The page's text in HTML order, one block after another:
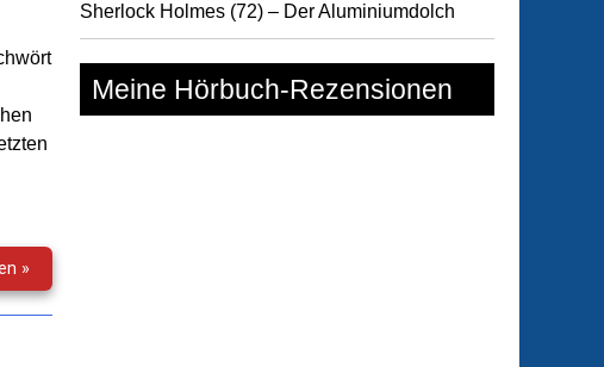
»Gruselkabinett
(164)
–
Sherlock Holmes (72) – Der Aluminiumdolch
Meine Hörbuch-Rezensionen